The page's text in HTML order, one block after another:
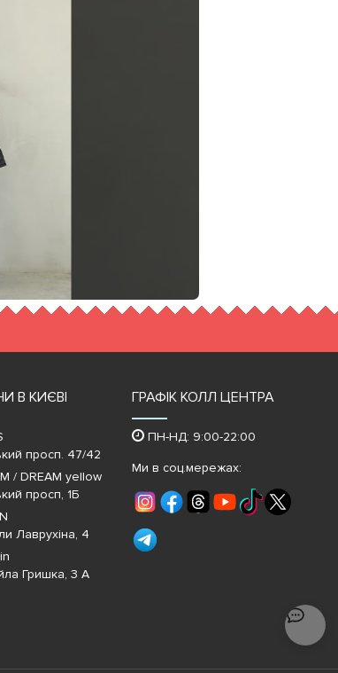
В КИЄВІ
просп. 47/42
/ DREAM yellow
просп, 1Б
Лаврухіна, 4
Гришка, 3 А
ГРАФІК КОЛЛ ЦЕНТРА
ПН-НД: 9:00-22:00
Ми в соц.мережах: